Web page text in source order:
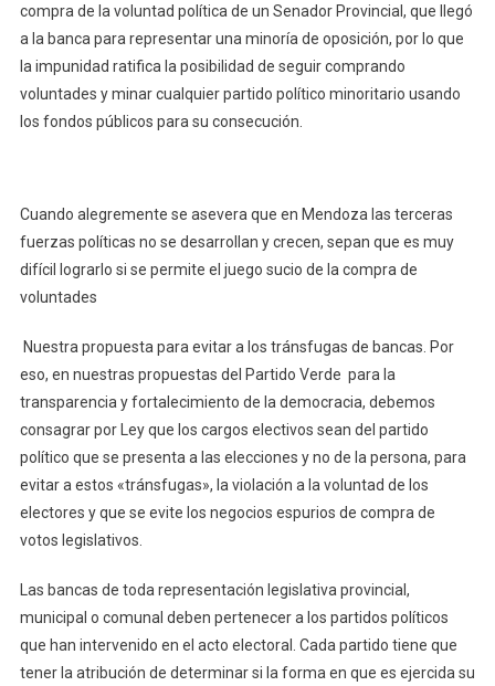
compra de la voluntad política de un Senador Provincial, que llegó
a la banca para representar una minoría de oposición, por lo que
la impunidad ratifica la posibilidad de seguir comprando
voluntades y minar cualquier partido político minoritario usando
los fondos públicos para su consecución.
Cuando alegremente se asevera que en Mendoza las terceras
fuerzas políticas no se desarrollan y crecen, sepan que es muy
difícil lograrlo si se permite el juego sucio de la compra de
voluntades
Nuestra propuesta para evitar a los tránsfugas de bancas. Por
eso, en nuestras propuestas del Partido Verde para la
transparencia y fortalecimiento de la democracia, debemos
consagrar por Ley que los cargos electivos sean del partido
político que se presenta a las elecciones y no de la persona, para
evitar a estos «tránsfugas», la violación a la voluntad de los
electores y que se evite los negocios espurios de compra de
votos legislativos.
Las bancas de toda representación legislativa provincial,
municipal o comunal deben pertenecer a los partidos políticos
que han intervenido en el acto electoral. Cada partido tiene que
tener la atribución de determinar si la forma en que es ejercida su